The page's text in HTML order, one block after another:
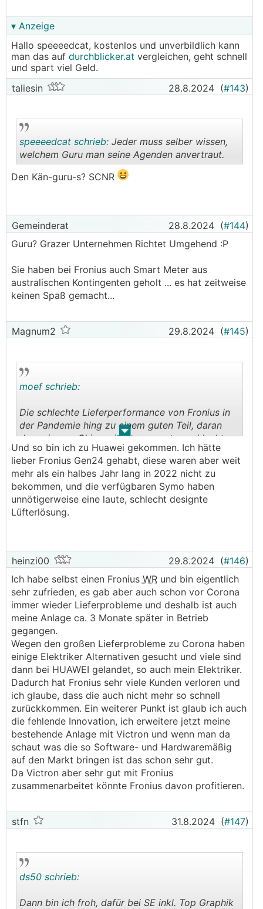
▾ Anzeige
Hallo speeeedcat, kostenlos und unverbildlich kann
man das auf durchblicker.at vergleichen, geht schnell
und spart viel Geld.
taliesin
28.8.2024 (#143)
speeeedcat schrieb: Jeder muss selber wissen,
welchem Guru man seine Agenden anvertraut.
Den Kän-guru-s? SCNR
Gemeinderat 28.8.2024 (#144)
Guru? Grazer Unternehmen Richtet Umgehend :P
Sie haben bei Fronius auch Smart Meter aus
australischen Kontingenten geholt ... es hat zeitweise
keinen Spaß gemacht...
Magnum2 29.8.2024 (#145)
. .
moef schrieb:
Die schlechte Lieferperformance von Fronius in
der Pandemie hing zu einem guten Teil, daran
dass sie von China mit Komponenten schlecht
beliefert wurden. Huwai kamen in der Zeit so
richtig in die heimischen Märkte rein.
Und so bin ich zu Huawei gekommen. Ich hätte
lieber Fronius Gen24 gehabt, diese waren aber weit
mehr als ein halbes Jahr lang in 2022 nicht zu
bekommen, und die verfügbaren Symo haben
unnötigerweise eine laute, schlecht designte
Lüfterlösung.
heinzi00 29.8.2024 (#146)
Ich habe selbst einen Fronius WR und bin eigentlich
sehr zufrieden, es gab aber auch schon vor Corona
immer wieder Lieferprobleme und deshalb ist auch
meine Anlage ca. 3 Monate später in Betrieb
gegangen.
Wegen den großen Lieferprobleme zu Corona haben
einige Elektriker Alternativen gesucht und viele sind
dann bei HUAWEI gelandet, so auch mein Elektriker.
Dadurch hat Fronius sehr viele Kunden verloren und
ich glaube, dass die auch nicht mehr so schnell
zurückkommen. Ein weiterer Punkt ist glaub ich auch
die fehlende Innovation, ich erweitere jetzt meine
bestehende Anlage mit Victron und wenn man da
schaut was die so Software- und Hardwaremäßig
auf den Markt bringen ist das schon sehr gut.
Da Victron aber sehr gut mit Fronius
zusammenarbeitet könnte Fronius davon profitieren.
stfn 31.8.2024 (#147)
ds50 schrieb:
Dann bin ich froh, dafür bei SE inkl. Top Graphik